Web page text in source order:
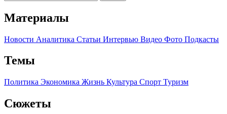
Материалы
Новости Аналитика Статьи Интервью Видео Фото Подкасты
Темы
Политика Экономика Жизнь Культура Спорт Туризм
Сюжеты